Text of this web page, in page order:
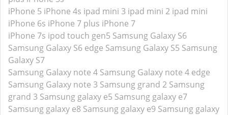
iPhone 5 iPhone 4s ipad mini 3 ipad mini 2 ipad mini
iPhone 6s iPhone 7 plus iPhone 7
iPhone 7s ipod touch gen5 Samsung Galaxy S6
Samsung Galaxy S6 edge Samsung Galaxy S5 Samsung
Galaxy S7
Samsung Galaxy note 4 Samsung Galaxy note 4 edge
Samsung Galaxy note 3 Samsung grand 2 Samsung
grand 3 Samsung galaxy e5 Samsung galaxy e7
Samsung galaxy e8 Samsung galaxy e9 Samsung galaxy